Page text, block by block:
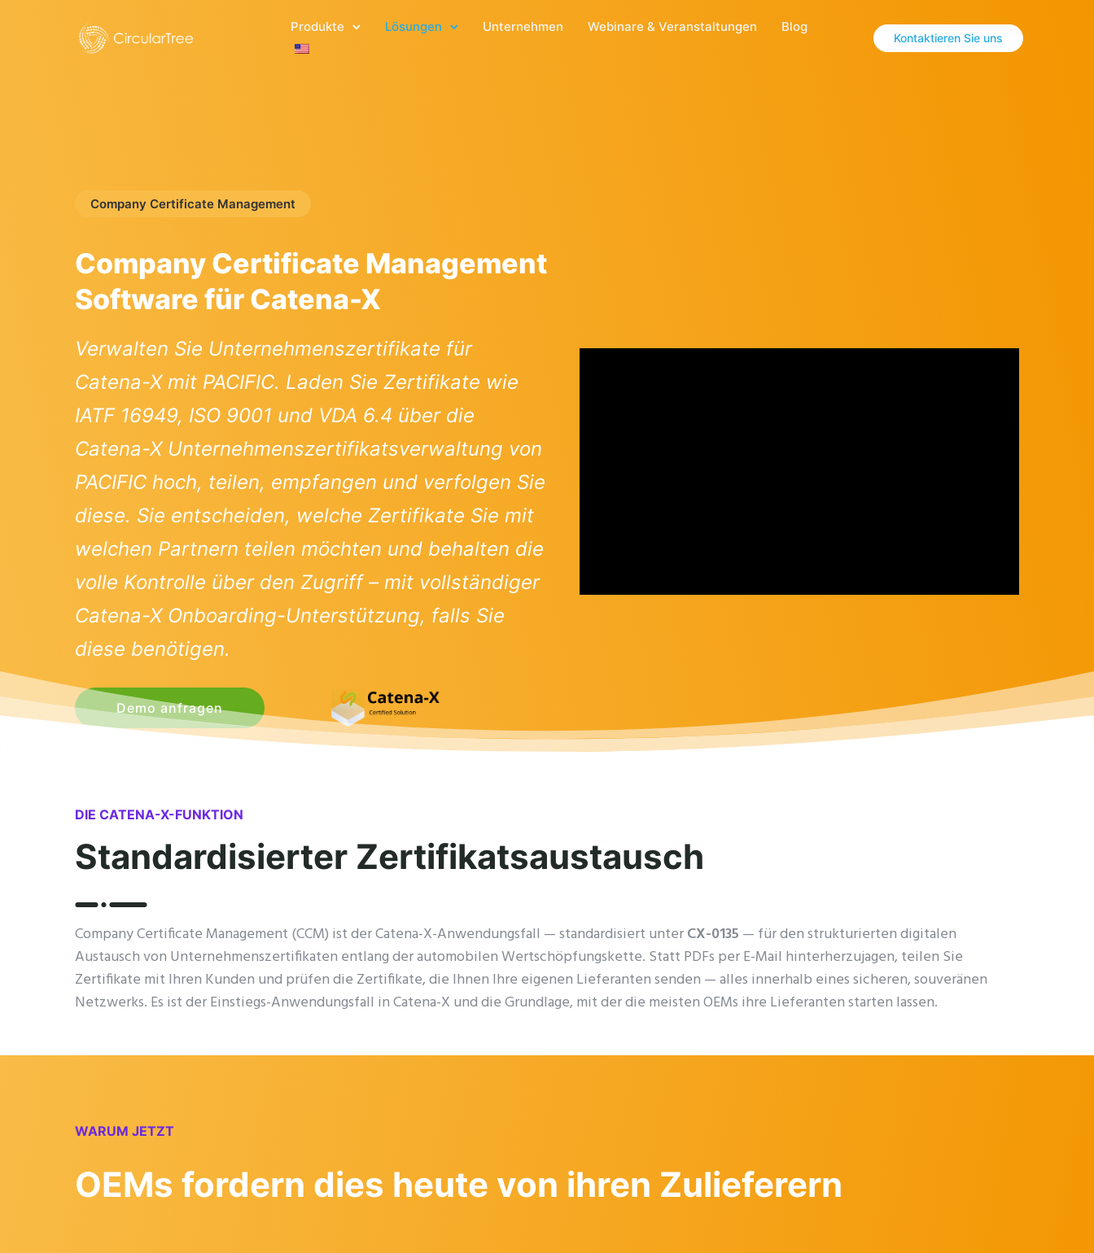
Produkte Lösungen Unternehmen Webinare & Veranstaltungen Blog
Kontaktieren Sie uns
Company Certificate Management
Company Certificate Management
Software für Catena-X
Verwalten Sie Unternehmenszertifikate für
Catena-X mit PACIFIC. Laden Sie Zertifikate wie
IATF 16949, ISO 9001 und VDA 6.4 über die
Catena-X Unternehmenszertifikatsverwaltung von
PACIFIC hoch, teilen, empfangen und verfolgen Sie
diese. Sie entscheiden, welche Zertifikate Sie mit
welchen Partnern teilen möchten und behalten die
volle Kontrolle über den Zugriff – mit vollständiger
Catena-X Onboarding-Unterstützung, falls Sie
diese benötigen.
Demo anfragen
DIE CATENA-X-FUNKTION
Standardisierter Zertifikatsaustausch
Company Certificate Management (CCM) ist der Catena-X-Anwendungsfall — standardisiert unterCX-0135 — für den strukturierten digitalen
Austausch von Unternehmenszertifikaten entlang der automobilen Wertschöpfungskette. Statt PDFs per E-Mail hinterherzujagen, teilen Sie
Zertifikate mit Ihren Kunden und prüfen die Zertifikate, die Ihnen Ihre eigenen Lieferanten senden — alles innerhalb eines sicheren, souveränen
Netzwerks. Es ist der Einstiegs-Anwendungsfall in Catena-X und die Grundlage, mit der die meisten OEMs ihre Lieferanten starten lassen.
WARUM JETZT
OEMs fordern dies heute von ihren Zulieferern